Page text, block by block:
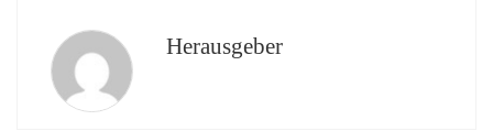
Herausgeber